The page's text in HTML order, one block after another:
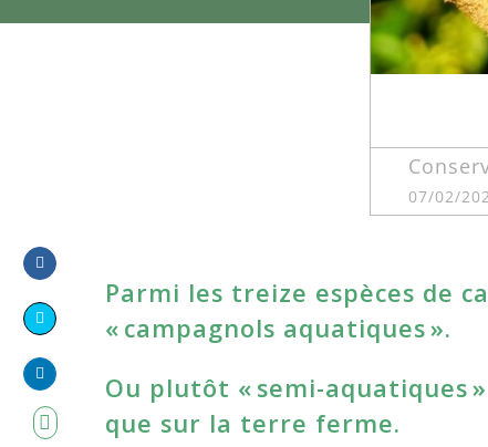
07/02/
on
Facebook
on
Twitter
Share
on
Parmi les treize espèces de
« campagnols aquatiques ».
Ou plutôt « semi-aquatiques
que sur la terre ferme.